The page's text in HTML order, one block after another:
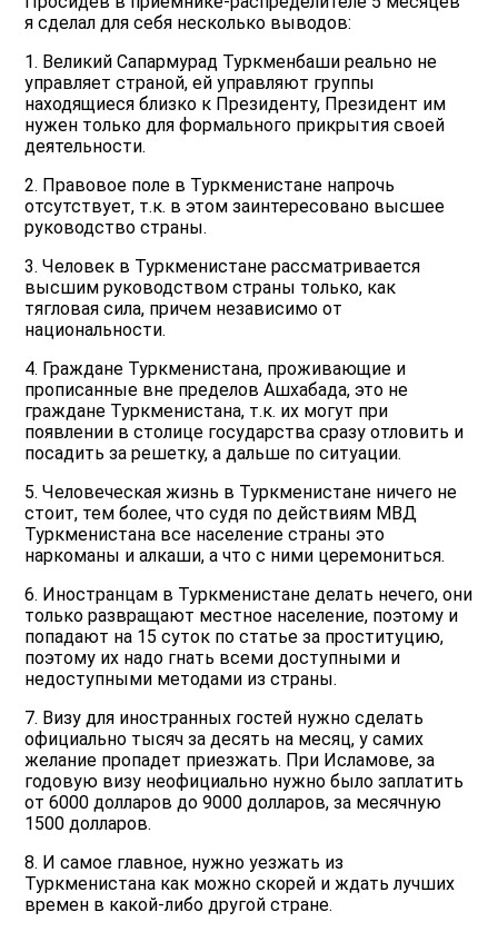
я сделал для себя несколько выводов:
1. Великий Сапармурад Туркменбаши реально не
управляет страной, ей управляют группы
находящиеся близко к Президенту, Президент им
нужен только для формального прикрытия своей
деятельности.
2. Правовое поле в Туркменистане напрочь
отсутствует, т.к. в этом заинтересовано высшее
руководство страны.
3. Человек в Туркменистане рассматривается
высшим руководством страны только, как
тягловая сила, причем независимо от
национальности.
4. Граждане Туркменистана, проживающие и
прописанные вне пределов Ашхабада, это не
граждане Туркменистана, т.к. их могут при
появлении в столице государства сразу отловить и
посадить за решетку, а дальше по ситуации.
5. Человеческая жизнь в Туркменистане ничего не
стоит, тем более, что судя по действиям МВД
Туркменистана все население страны это
наркоманы и алкаши, а что с ними церемониться.
6. Иностранцам в Туркменистане делать нечего, они
только развращают местное население, поэтому и
попадают на 15 суток по статье за проституцию,
поэтому их надо гнать всеми доступными и
недоступными методами из страны.
7. Визу для иностранных гостей нужно сделать
официально тысяч за десять на месяц, у самих
желание пропадет приезжать. При Исламове, за
годовую визу неофициально нужно было заплатить
от 6000 долларов до 9000 долларов, за месячную
1500 долларов.
8. И самое главное, нужно уезжать из
Туркменистана как можно скорей и ждать лучших
времен в какой-либо другой стране.